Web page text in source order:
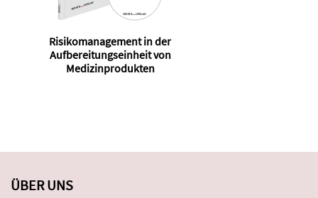
Risikomanagement in der
Aufbereitungseinheit von
Medizinprodukten
ÜBER UNS